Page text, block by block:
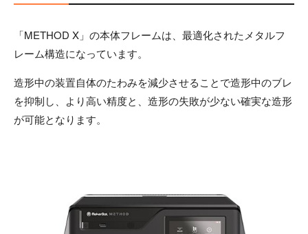
「METHOD X」の本体フレームは、最適化されたメタルフ
レーム構造になっています。
造形中の装置自体のたわみを減少させることで造形中のブレ
を抑制し、より高い精度と、造形の失敗が少ない確実な造形
が可能となります。